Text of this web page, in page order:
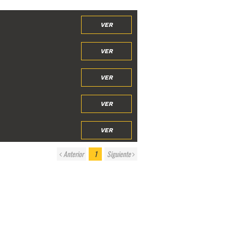
VER
VER
VER
VER
VER
Anterior 1 Siguiente